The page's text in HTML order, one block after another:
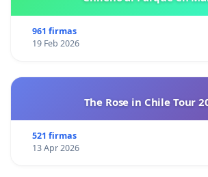
961 firmas
19 Feb 2026
The Rose in Chile Tour
521 firmas
13 Apr 2026